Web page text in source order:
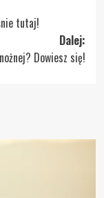
tutaj!
Dalej:
Dowiesz się!